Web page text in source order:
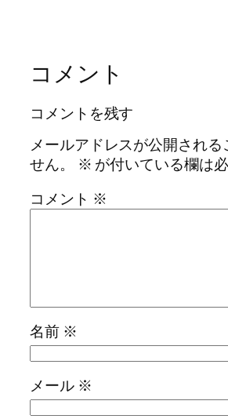
コメント
コメントを残す
メールアドレスが公開される
せん。
※ が付いている欄は
コメント ※
名前 ※
メール ※